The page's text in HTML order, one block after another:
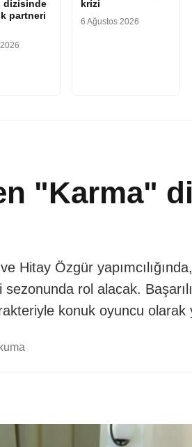
dizisinde
partneri
krizi
6 Ağustos 2026
"Karma"
Hitay Özgür
rol alacak.
konuk oyuncu olarak